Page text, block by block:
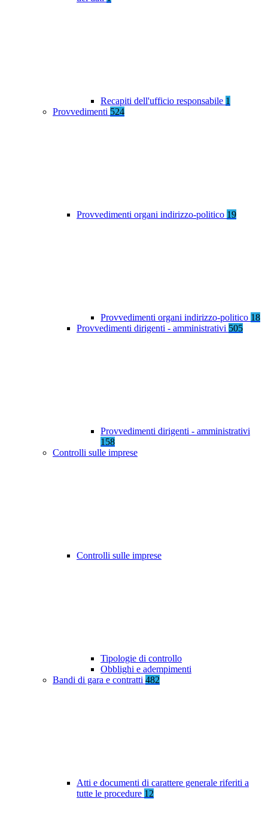
Recapiti dell'ufficio responsabile 1
Provvedimenti 524
Provvedimenti organi indirizzo-politico 19
Provvedimenti organi indirizzo-politico 18
Provvedimenti dirigenti - amministrativi 505
Provvedimenti dirigenti - amministrativi
158
Controlli sulle imprese
Controlli sulle imprese
Tipologie di controllo
Obblighi e adempimenti
Bandi di gara e contratti 482
Atti e documenti di carattere generale riferiti a
tutte le procedure 12